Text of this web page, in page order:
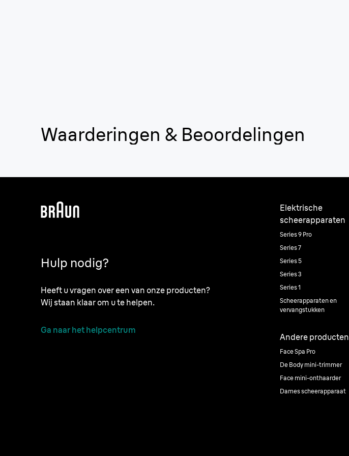
Waarderingen & Beoordelingen
Hulp nodig?
Heeft u vragen over een van onze producten?
Wij staan klaar om u te helpen.
Ga naar het helpcentrum
Elektrische
scheerapparaten
Series 9 Pro
Series 7
Series 5
Series 3
Series 1
Scheerapparaten en
vervangstukken
Andere producten
Face Spa Pro
De Body mini-trimmer
Face mini-onthaarder
Dames scheerapparaat